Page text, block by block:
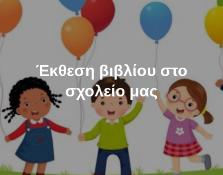
Έκθεση βιβλίου στο
σχολείο μας